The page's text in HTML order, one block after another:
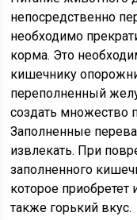
непосредственно
необходимо
корма. Это
кишечнику
переполненный
создать множество
Заполненные
извлекать. При
заполненного
которое приобретет
также горький вкус.